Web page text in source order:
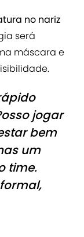
no nariz
será
máscara e
jogar
bem
um
time.